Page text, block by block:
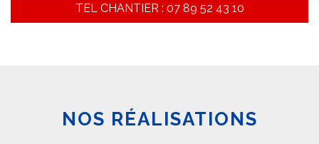
TEL CHANTIER : 07 89 52 43 10
NOS RÉALISATIONS